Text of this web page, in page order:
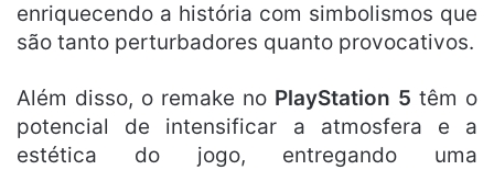
enriquecendo a história com simbolismos que
são tanto perturbadores quanto provocativos.
Além disso, o remake no PlayStation 5 têm o
potencial de intensificar a atmosfera e a
estética do jogo, entregando uma